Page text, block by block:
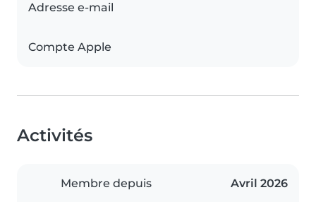
Adresse e-mail
Compte Apple
Activités
Membre depuis Avril 2026